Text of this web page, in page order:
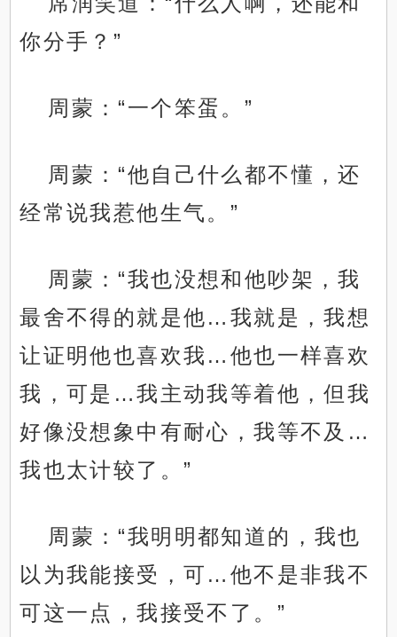
你分手？”
周蒙：“一个笨蛋。”
周蒙：“他自己什么都不懂，还
经常说我惹他生气。”
周蒙：“我也没想和他吵架，我
最舍不得的就是他…我就是，我想
让证明他也喜欢我…他也一样喜欢
我，可是…我主动我等着他，但我
好像没想象中有耐心，我等不及…
我也太计较了。”
周蒙：“我明明都知道的，我也
以为我能接受，可…他不是非我不
可这一点，我接受不了。”